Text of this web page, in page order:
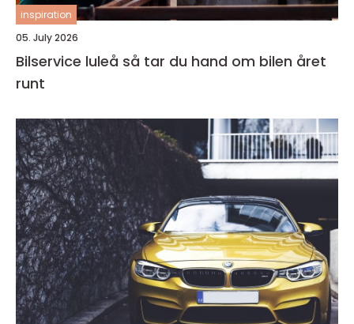
inspiration
05. July 2026
Bilservice luleå så tar du hand om bilen året
runt